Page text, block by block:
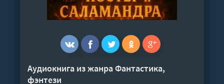
Аудиокнига из жанраФантастика,
фэнтези